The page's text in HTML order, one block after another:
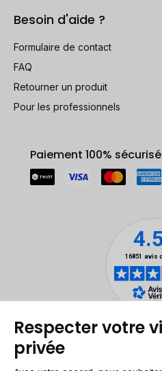
Besoin d'aide ?
Formulaire de contact
FAQ
Retourner un produit
Pour les professionnels
Paiement 100% sécurisé